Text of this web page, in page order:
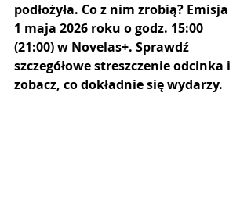
podłożyła. Co z nim zrobią? Emisja
1 maja 2026 roku o godz. 15:00
(21:00) w Novelas+. Sprawdź
szczegółowe streszczenie odcinka i
zobacz, co dokładnie się wydarzy.